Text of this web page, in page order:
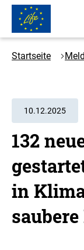
Zum
Hauptinhalt
springen
Logo
LIFE
Startseite
10.12.2025
132
in